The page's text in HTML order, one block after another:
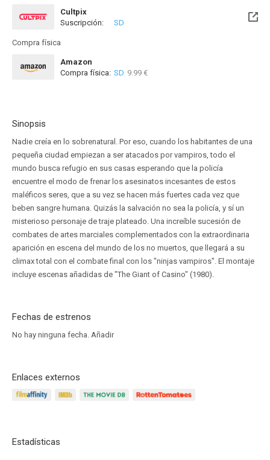
Cultpix
Suscripción:
SD
Compra física
Amazon
Compra física: SD 9.99 €
Sinopsis
Nadie creía en lo sobrenatural. Por eso, cuando los habitantes de una
pequeña ciudad empiezan a ser atacados por vampiros, todo el
mundo busca refugio en sus casas esperando que la policía
encuentre el modo de frenar los asesinatos incesantes de estos
maléficos seres, que a su vez se hacen más fuertes cada vez que
beben sangre humana. Quizás la salvación no sea la policía, y sí un
misterioso personaje de traje plateado. Una increíble sucesión de
combates de artes marciales complementados con la extraordinaria
aparición en escena del mundo de los no muertos, que llegará a su
climax total con el combate final con los "ninjas vampiros". El montaje
incluye escenas añadidas de "The Giant of Casino" (1980).
Fechas de estrenos
No hay ninguna fecha. Añadir
Enlaces externos
Estadísticas